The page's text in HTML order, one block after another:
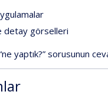
detay görselleri
yaptık?” sorusunun